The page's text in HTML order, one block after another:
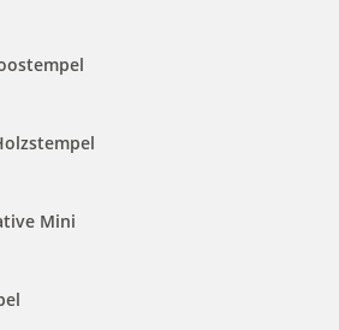
Mini